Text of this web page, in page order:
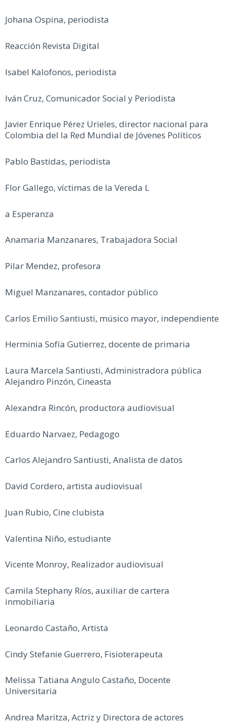
Johana Ospina, periodista
Reacción Revista Digital
Isabel Kalofonos, periodista
Iván Cruz, Comunicador Social y Periodista
Javier Enrique Pérez Urieles, director nacional para
Colombia del la Red Mundial de Jóvenes Políticos
Pablo Bastidas, periodista
Flor Gallego, víctimas de la Vereda L
a Esperanza
Anamaria Manzanares, Trabajadora Social
Pilar Mendez, profesora
Miguel Manzanares, contador público
Carlos Emilio Santiusti, músico mayor, independiente
Herminia Sofía Gutierrez, docente de primaria
Laura Marcela Santiusti, Administradora pública
Alejandro Pinzón, Cineasta
Alexandra Rincón, productora audiovisual
Eduardo Narvaez, Pedagogo
Carlos Alejandro Santiusti, Analista de datos
David Cordero, artista audiovisual
Juan Rubio, Cine clubista
Valentina Niño, estudiante
Vicente Monroy, Realizador audiovisual
Camila Stephany Ríos, auxiliar de cartera
inmobiliaria
Leonardo Castaño, Artista
Cindy Stefanie Guerrero, Fisioterapeuta
Melissa Tatiana Angulo Castaño, Docente
Universitaria
Andrea Maritza, Actriz y Directora de actores